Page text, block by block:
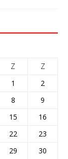
Z
Z
1
2
8
9
15
16
22
23
29 30